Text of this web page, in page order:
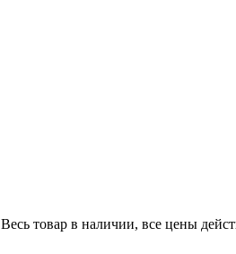
Весь товар в наличии, все цены